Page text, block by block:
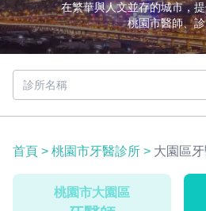
在繁華與人文並存的城市，
桃園市醫師、
首頁 > 桃園市牙醫診所 > 大園區
桃園市大園區